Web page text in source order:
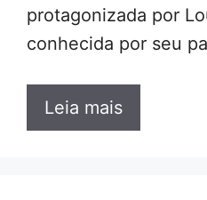
protagonizada por
conhecida por seu
Leia mais